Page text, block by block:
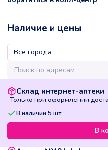
Наличие и цены
Склад интернет-аптеки
Только при оформлении
В наличии 5 шт.
В